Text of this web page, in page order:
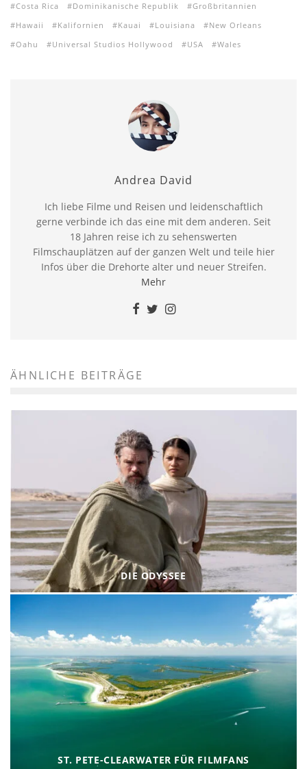
Costa Rica Dominikanische Republik
Großbritannien
Hawaii
Kalifornien Kauai Louisiana
New Orleans
Oahu
Universal Studios Hollywood USA Wales
Andrea David
Ich liebe Filme und Reisen und leidenschaftlich
gerne verbinde ich das eine mit dem anderen. Seit
18 Jahren reise ich zu sehenswerten
Filmschauplätzen auf der ganzen Welt und teile hier
Infos über die Drehorte alter und neuer Streifen.
Mehr
ÄHNLICHE BEITRÄGE
DIE ODYSSEE
ST. PETE-CLEARWATER FÜR FILMFANS